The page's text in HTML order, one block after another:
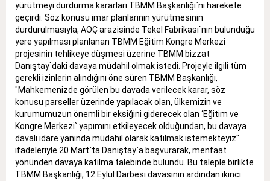
yürütmeyi durdurma kararları TBMM Başkanlığı`nı harekete
geçirdi. Söz konusu imar planlarının yürütmesinin
durdurulmasıyla, AOÇ arazisinde Tekel Fabrikası`nın bulunduğu
yere yapılması planlanan TBMM Eğitim Kongre Merkezi
projesinin tehlikeye düşmesi üzerine TBMM bizzat
Danıştay`daki davaya müdahil olmak istedi. Projeyle ilgili tüm
gerekli izinlerin alındığını öne süren TBMM Başkanlığı,
"Mahkemenizde görülen bu davada verilecek karar, söz
konusu parseller üzerinde yapılacak olan, ülkemizin ve
kurumumuzun önemli bir eksiğini giderecek olan ‘Eğitim ve
Kongre Merkezi` yapımını etkileyecek olduğundan, bu davaya
davalı idare yanında müdahil olarak katılmak istemekteyiz"
ifadeleriyle 20 Mart`ta Danıştay`a başvurarak, menfaat
yönünden davaya katılma talebinde bulundu. Bu taleple birlikte
TBMM Başkanlığı, 12 Eylül Darbesi davasının ardından ikinci